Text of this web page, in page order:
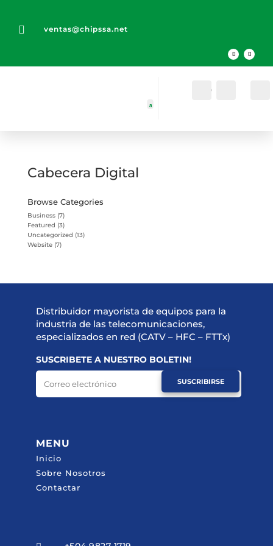
 ventas@chipssa.net
Cuenta
Cabecera Digital
Browse Categories
Business(7)
Featured (3)
Uncategorized (13)
Website(7)
Distribuidor mayorista de equipos para la
industria de las telecomunicaciones,
especializados en red (CATV – HFC – FTTx)
SUSCRIBETE A NUESTRO BOLETIN!
SUSCRIBIRSE
MENU
Inicio
Sobre Nosotros
Contactar